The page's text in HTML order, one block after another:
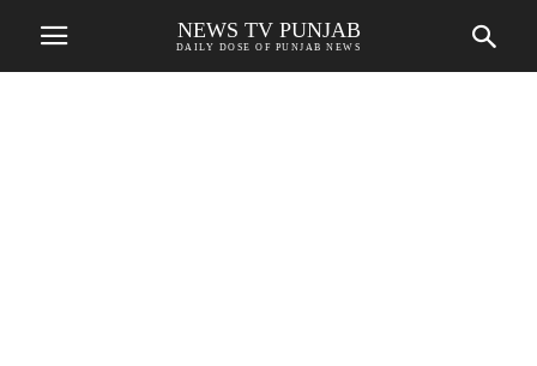
NEWS TV PUNJAB
DAILY DOSE OF PUNJAB NEWS